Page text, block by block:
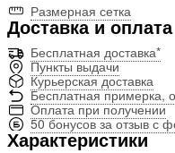
Размерная сетка
Доставка и оплата
Бесплатная доставка*
Пункты выдачи
Курьерская доставка
Бесплатная примерка,
Оплата при получении
50 бонусов за отзыв с
Характеристики